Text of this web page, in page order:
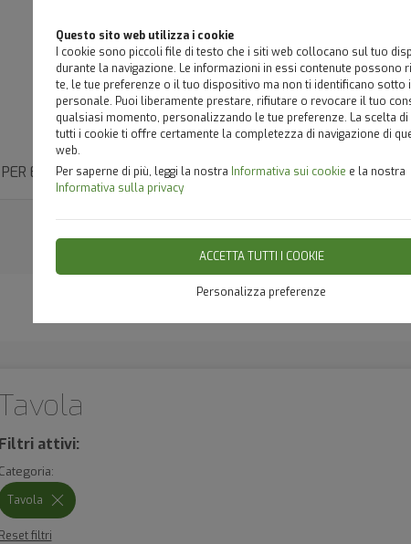
Questo sito web utilizza i cookie
I cookie sono piccoli file di testo che i siti web collocano sul tuo
durante la navigazione. Le informazioni in essi contenute possono
te, le tue preferenze o il tuo dispositivo ma non ti identificano sotto
personale. Puoi liberamente prestare, rifiutare o revocare il tuo
qualsiasi momento, personalizzando le tue preferenze. La scelta di
tutti i cookie ti offre certamente la completezza di navigazione di
web.
Per saperne di più, leggi la nostra Informativa sui cookie e la nostra
Informativa sulla privacy
ACCETTA TUTTI I COOKIE
Personalizza preferenze
EVENTI PIANTE E FIORI BRANDANI HOME DECOR
Filtri attivi:
Categoria:
Tavola
Reset filtri